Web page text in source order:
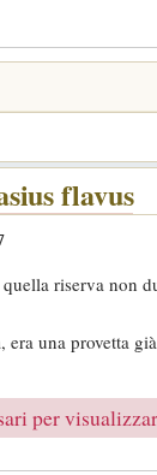
flavus
riserva non
una provetta
per